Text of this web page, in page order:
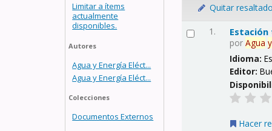
Limitar a ítems
actualmente
disponibles.
Autores
Agua y Energía Eléct...
Agua y Energía Eléct...
Colecciones
Documentos Externos
Quitar resaltado
1.
porAgua y
Idioma:
Editor:
Hacer